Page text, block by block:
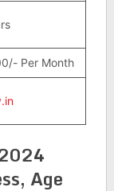
Per Month
Age